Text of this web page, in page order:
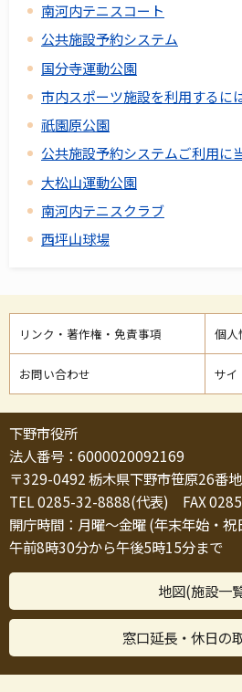
南河内テニスコート
公共施設予約システム
国分寺運動公園
市内スポーツ施設を利用するに
祇園原公園
公共施設予約システムご利用に
大松山運動公園
南河内テニスクラブ
西坪山球場
リンク・著作権・免責事項 個人
お問い合わせ サイ
下野市役所
法人番号：6000020092169
〒329-0492 栃木県下野市笹原26番地
TEL 0285-32-8888(代表) FAX
開庁時間：月曜～金曜 (年末年始・祝
午前8時30分から午後5時15分まで
地図(施設一
窓口延長・休日の